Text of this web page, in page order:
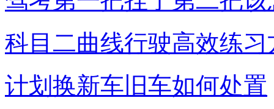
科目二曲线行驶高效练习
计划换新车旧车如何处置